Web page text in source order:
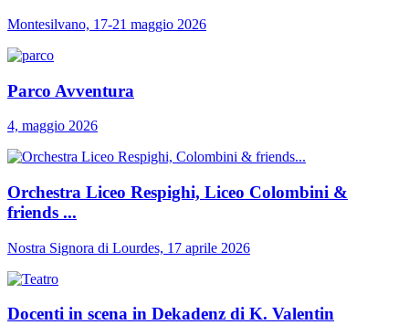
Montesilvano, 17-21 maggio 2026
Parco Avventura
4, maggio 2026
Orchestra Liceo Respighi, Liceo Colombini &
friends ...
Nostra Signora di Lourdes, 17 aprile 2026
Docenti in scena in Dekadenz di K. Valentin